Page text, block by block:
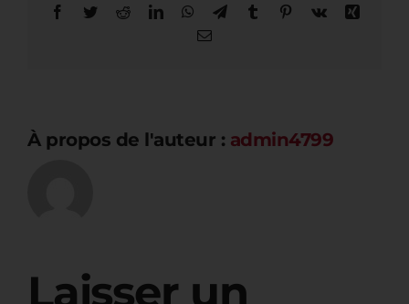
Facebook
TwitterRedditLinkedInWhatsApp
TelegramTumblr Pinterest
Vk
Email
À propos de l'auteur : admin4799
Laisser un